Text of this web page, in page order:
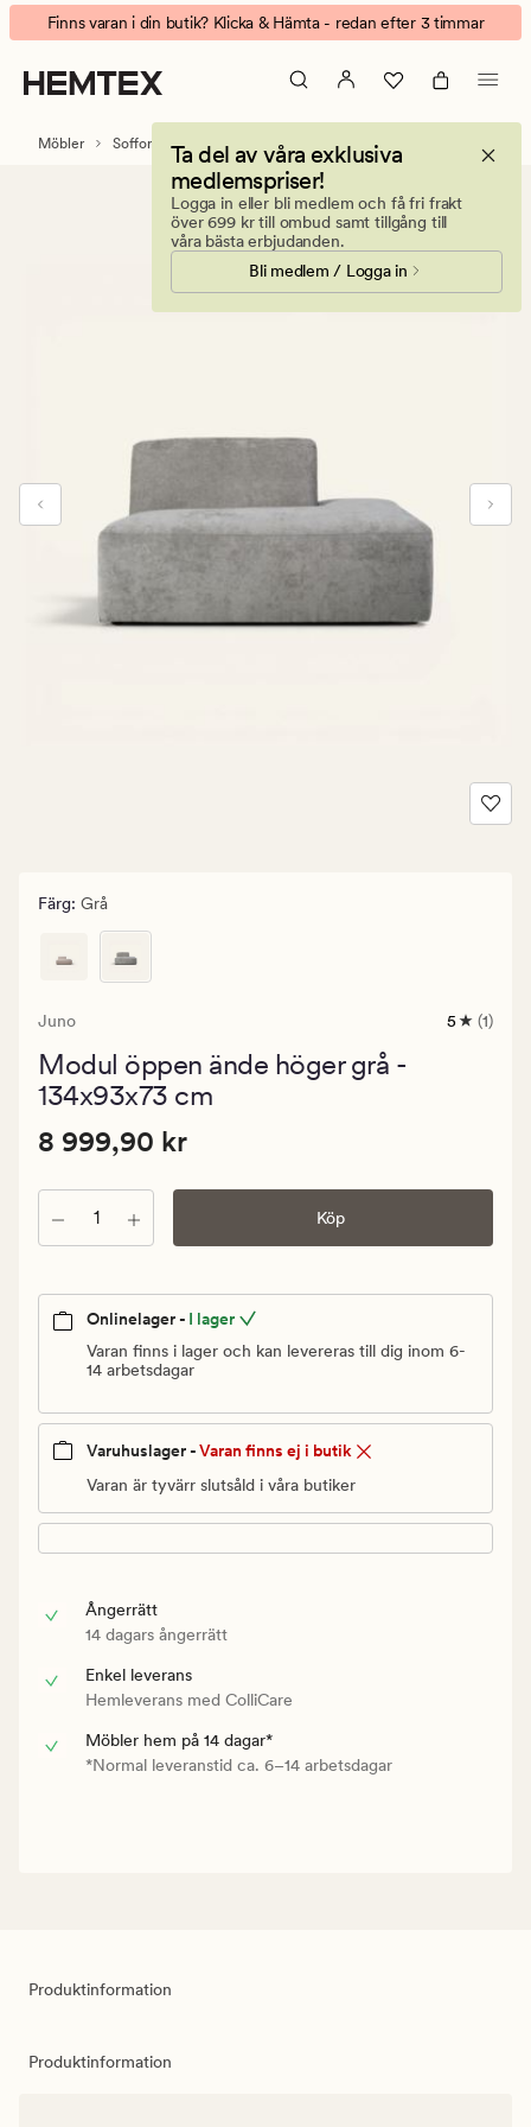
Juno
modul
öppen
ände
Animerad
banner.
Klicka
på
Finns varan i din butik? Klicka & Hämta - redan efter 3 timmar
Ta del av våra exklusiva
medlemspriser!
Logga in eller bli medlem och få fri frakt
över 699 kr till ombud samt tillgång till
våra bästa erbjudanden.
Bli medlem / Logga in
Möbler Soffor Modulsoffor Modulsoffa Juno
Färg: Grå
Juno
1
5 (1)
Modul öppen ände höger grå -
134x93x73 cm
Pris
999,90
kr.
Ordinarie
8
999,90
Pris 8 999,90 kr
8 999,90 kr
Antal Köp
Onlinelager - I lager
Varan finns i lager och kan levereras till dig inom 6-
14 arbetsdagar
Varuhuslager -Varan finns ej i butik
Varan är tyvärr slutsåld i våra butiker
Ångerrätt
14 dagars ångerrätt
Enkel leverans
Hemleverans med ColliCare
Möbler hem på 14 dagar*
*Normal leveranstid ca. 6–14 arbetsdagar
Produktinformation
Produktinformation